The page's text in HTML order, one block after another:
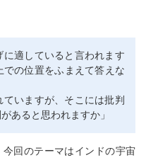
に適していると言われます
の位置をふまえて答えな
ていますが、そこには批判
あると思われますか」
回のテーマはインドの宇宙